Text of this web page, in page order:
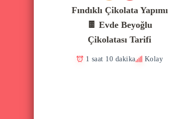
Fındıklı Çikolata Yapımı
🍫 Evde Beyoğlu
Çikolatası Tarifi
1 saat 10 dakika Kolay